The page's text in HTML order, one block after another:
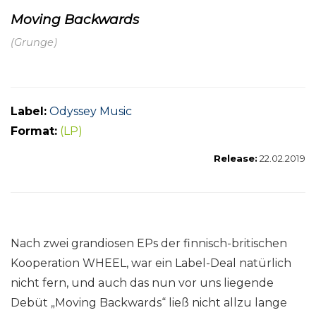
Moving Backwards
(Grunge)
Label: Odyssey Music
Format: (LP)
Release: 22.02.2019
Nach zwei grandiosen EPs der finnisch-britischen
Kooperation WHEEL, war ein Label-Deal natürlich
nicht fern, und auch das nun vor uns liegende
Debüt „Moving Backwards“ ließ nicht allzu lange